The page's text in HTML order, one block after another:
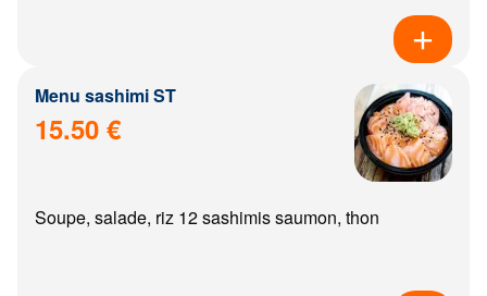
Menu sashimi ST
15.50 €
Soupe, salade, riz 12 sashimis saumon, thon